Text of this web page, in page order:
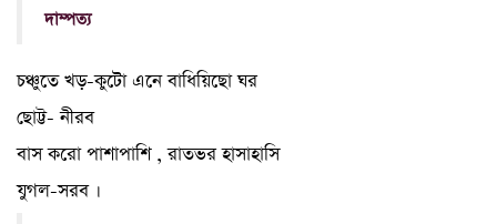
দাম্পত্য
চঞ্চুতে খড়-কুটো এনে বাধিয়িছো ঘর
ছোট্ট- নীরব
বাস করো পাশাপাশি , রাতভর হাসাহাসি
যুগল-সরব ।